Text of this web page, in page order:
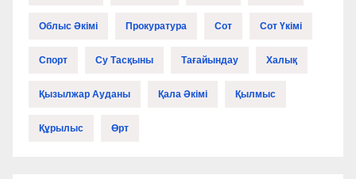
Облыс Әкімі Прокуратура Сот Сот Үкімі
Спорт Су Тасқыны Тағайындау Халық
Қызылжар Ауданы Қала Әкімі Қылмыс
Құрылыс Өрт